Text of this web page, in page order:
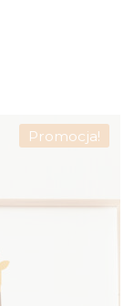
Promocja!